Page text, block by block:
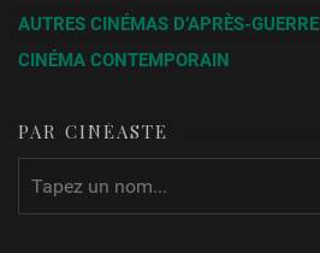
AUTRES CINÉMAS D’APRÈS-GUERRE
CINÉMA CONTEMPORAIN
PAR CINÉASTE